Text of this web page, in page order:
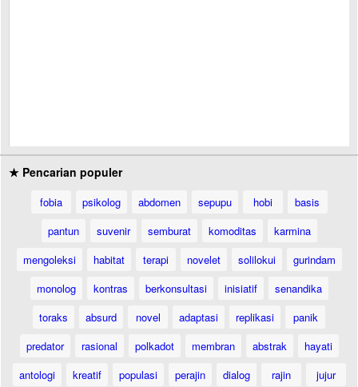
★ Pencarian populer
fobia psikolog abdomen sepupu hobi
basis
pantun
suvenir semburat komoditas
karmina
mengoleksi
habitat terapi novelet solilokui
gurindam
monolog
kontras berkonsultasi inisiatif
senandika
toraks
absurd novel adaptasi replikasi
panik
predator
rasional polkadot membran abstrak
hayati
antologi
kreatif populasi perajin dialog rajin
jujur